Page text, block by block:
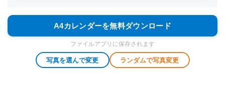
A4カレンダーを無料ダウンロード
ファイルアプリに保存されます
写真を選んで変更 ランダムで写真変更